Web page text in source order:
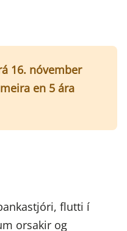
16. nóvember
en 5 ára
flutti í
orsakir og